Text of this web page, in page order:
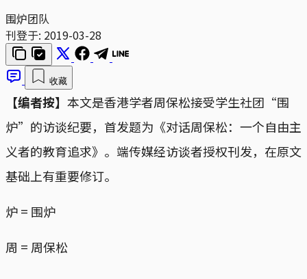
围炉团队
刊登于: 2019-03-28
收藏
【编者按】 本文是香港学者周保松接受学生社团“围
炉”的访谈纪要，首发题为《对话周保松：一个自由主
义者的教育追求》。端传媒经访谈者授权刊发，在原文
基础上有重要修订。
炉 = 围炉
周 = 周保松